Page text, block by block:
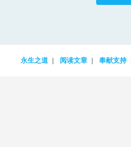
永生之道 阅读文章 奉献支持